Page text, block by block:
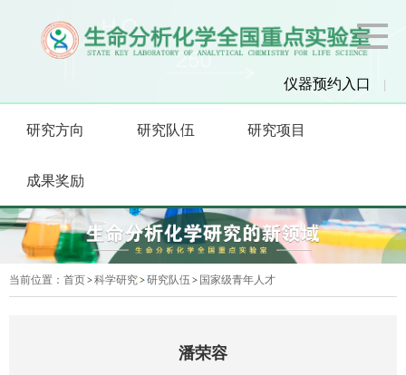
仪器预约入口 |
研究方向 研究队伍 研究项目
成果奖励
当前位置： 首页 科学研究 研究队伍 国家级青年人才
潘荣容